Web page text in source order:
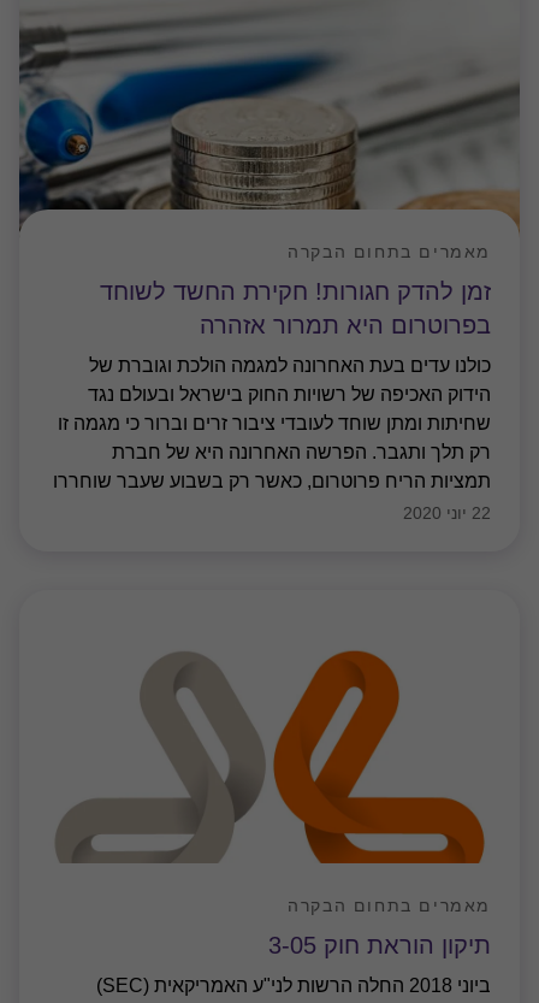
זמן להדק חגורות! חקירת החשד לשוחד
בפרוטרום היא תמרור אזהרה
מאמרים בתחום הבקרה
כולנו עדים בעת האחרונה למגמה הולכת וגוברת של
הידוק האכיפה של רשויות החוק בישראל ובעולם נגד
שחיתות ומתן שוחד לעובדי ציבור זרים וברור כי מגמה זו
רק תלך ותגבר. הפרשה האחרונה היא של חברת
תמציות הריח פרוטרום, כאשר רק בשבוע שעבר שוחררו
בערבות בכירים לשעבר בחברה לאחר שנעצרו לחקירה
הארגון עליו הם אמונים.
22 יוני 2020
תיקון הוראת חוק 3-05
מאמרים בתחום הבקרה
ביוני 2018 החלה הרשות לני"ע האמריקאית (SEC)